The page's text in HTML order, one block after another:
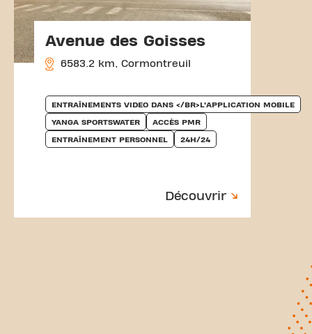
Avenue des Goisses
6583.2 km, Cormontreuil
ENTRAÎNEMENTS VIDEO DANS </BR>L’APPLICATION MOBILE
YANGA SPORTSWATER ACCÈS PMR
ENTRAÎNEMENT PERSONNEL 24H/24
Découvrir